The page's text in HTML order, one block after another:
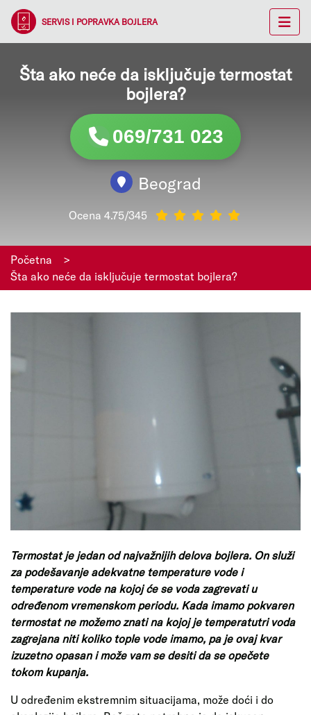
SERVIS I POPRAVKA BOJLERA
Šta ako neće da isključuje termostat
bojlera?
069/731 023
Beograd
Ocena 4.75/345
Početna
>
Šta ako neće da isključuje termostat bojlera?
Termostat je jedan od najvažnijih delova bojlera. On služi
za podešavanje adekvatne temperature vode i
temperature vode na kojoj će se voda zagrevati u
određenom vremenskom periodu. Kada imamo pokvaren
termostat ne možemo znati na kojoj je temperatutri voda
zagrejana niti koliko tople vode imamo, pa je ovaj kvar
izuzetno opasan i može vam se desiti da se opečete
tokom kupanja.
U određenim ekstremnim situacijama, može doći i do